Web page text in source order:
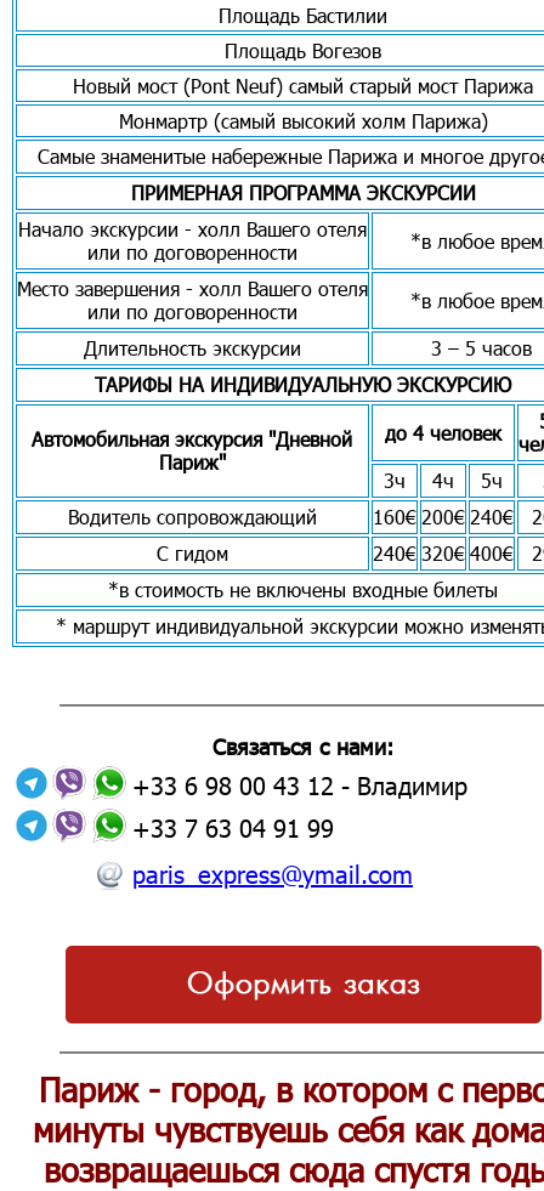
Площадь Бастилии
Площадь Вогезов
Новый мост (Pont Neuf) самый старый мост Парижа
Монмартр (самый высокий холм Парижа)
Самые знаменитые набережные Парижа и многое
ПРИМЕРНАЯ ПРОГРАММА ЭКСКУРСИИ
Начало экскурсии - холл Вашего отеля
или по договоренности
*в любое
Место завершения - холл Вашего отеля
или по договоренности
*в любое
Длительность экскурсии
3 – 5 часов
ТАРИФЫ НА ИНДИВИДУАЛЬНУЮ ЭКСКУРСИЮ
Автомобильная экскурсия "Дневной
Париж"
до 4 человек
3ч
4ч 5ч
Водитель сопровождающий
160€ 200€ 240€
С гидом
240€ 320€ 400€
*в стоимость не включены входные билеты
* маршрут индивидуальной экскурсии можно
Связаться с нами:
+33 6 98 00 43 12 - Владимир
+33 7 63 04 91 99
paris_express@ymail.com
Париж - город, в котором с
минуты чувствуешь себя как
возвращаешься сюда спустя